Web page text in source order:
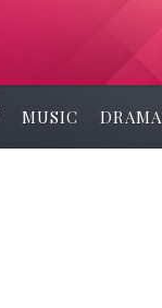
MUSIC DRAMA